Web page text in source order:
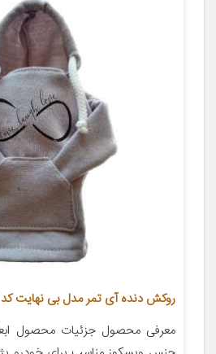
روکش دنده آی تمر مدل بی نهایت کد 79